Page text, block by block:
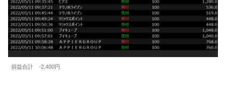
損益合計 -2,400円